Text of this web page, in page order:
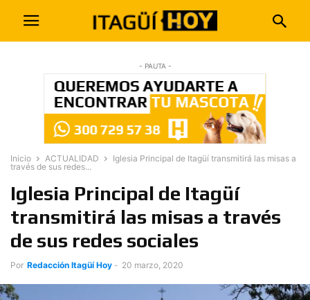
- PAUTA -
Inicio ACTUALIDAD
Iglesia Principal de Itagüí transmitirá las misas a
través de sus redes...
Iglesia Principal de Itagüí
transmitirá las misas a través
de sus redes sociales
Por Redacción Itagüí Hoy - 20 marzo, 2020